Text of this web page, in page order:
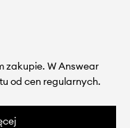
zakupie. W Answear
od cen regularnych.